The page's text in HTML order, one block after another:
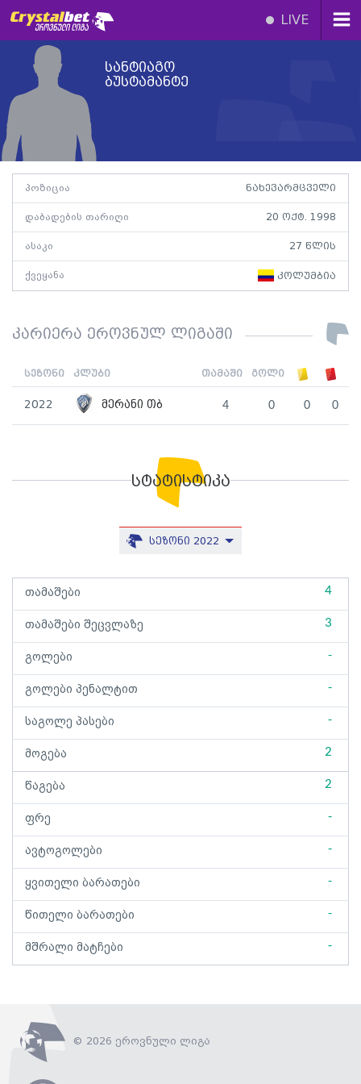
LIVE
სანტიაგო
ბუსტამანტე
პოზიცია ნახევარმცველი
დაბადების თარიღი 20 ოქტ. 1998
ასაკი 27 წლის
ქვეყანა კოლუმბია
კარიერა ეროვნულ ლიგაში
სეზონი კლუბი თამაში გოლი
2022 მერანი თბ 4 0 0 0
სტატისტიკა
სეზონი 2022
თამაშები 4
თამაშები შეცვლაზე 3
გოლები -
გოლები პენალტით -
საგოლე პასები -
მოგება 2
წაგება 2
ფრე -
ავტოგოლები -
ყვითელი ბარათები -
წითელი ბარათები -
მშრალი მატჩები -
© 2026 ეროვნული ლიგა